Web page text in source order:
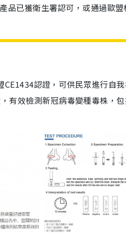
品已獲衛生署認可，或通過歐盟
認證，可供民眾進行自
有效檢測新冠病毒變種毒株，